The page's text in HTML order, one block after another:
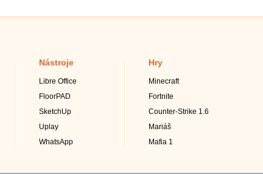
Nástroje
Libre Office
FloorPAD
SketchUp
Uplay
WhatsApp
Hry
Minecraft
Fortnite
Counter-Strike 1.6
Mariáš
Mafia 1